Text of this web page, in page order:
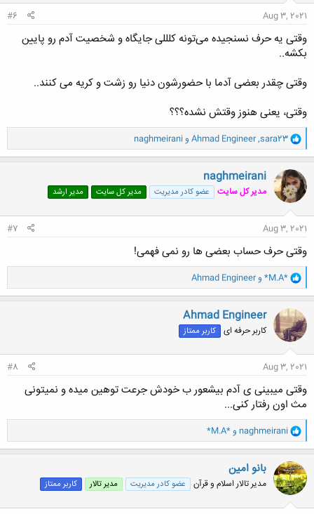
Aug 3, 2021
#6
وقتی یه حرف نسنجیده می‌تونه کلللی جایگاه و شخصیت آدم رو پایین
بکشه..
وقتی چقدر بعضی آدما با حضورشون دنیا رو زشت و کریه می کنند..
وقتی، یعنی هنوز وقتش نشده؟؟؟
و
ا
ک
ن
ش
ه
ا
sara23
,
Ahmad Engineer و naghmeirani
naghmeirani
مدیر کل سایت عضو کادر مدیریت مدیر کل سایت مدیر ارشد
Aug 3, 2021
#7
وقتی حرف حساب بعضی ها رو نمی فهمی!
و
ا
ک
ن
ش
ه
ا
*M.A* وAhmad Engineer
Ahmad Engineer
کاربر حرفه ای کاربر ممتاز
Aug 3, 2021
#8
وقتی میبینی ی آدم بیشعور ب خودش جرعت توهین میده و نمیتونی
مث اون رفتار کنی...
و
ا
ک
ن
ش
ه
ا
naghmeirani و*M.A*
بانو امین
مدیر تالار اسلام و قرآن عضو کادر مدیریت مدیر تالار کاربر ممتاز